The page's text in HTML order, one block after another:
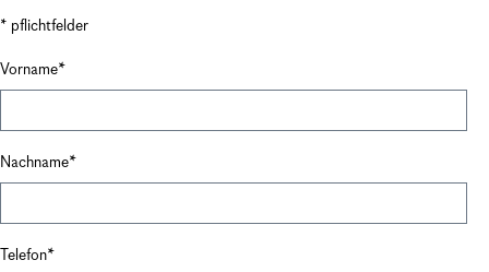
* pflichtfelder
Vorname
Nachname
Telefon